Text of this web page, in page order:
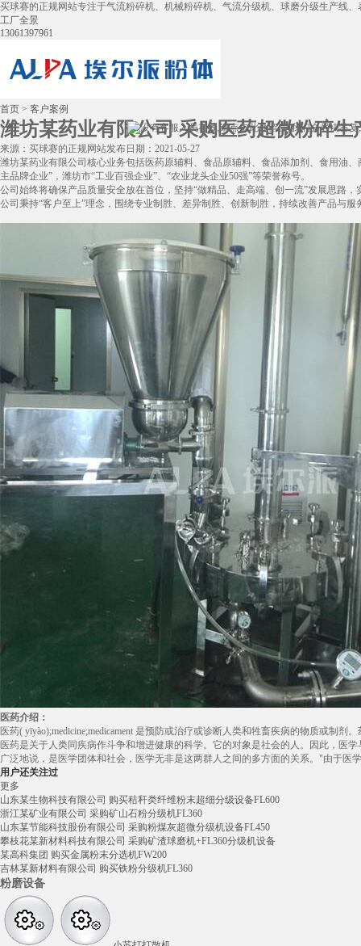
买球赛的正规网站专注于气流粉碎机、机械粉碎机、气流分级机、球磨分级生产线
工厂全景
13061397961
首页 > 客户案例
潍坊某药业有限公司 采购医药超微粉碎生
来源：买球赛的正规网站发布日期：2021-05-27
潍坊某药业有限公司核心业务包括医药原辅料、食品原辅料、食品添加剂、食用油
主品牌企业”，潍坊市“工业百强企业”、“农业龙头企业50强”等荣誉称号。
公司始终将确保产品质量安全放在首位，坚持“做精品、走高端、创一流”发展思路
公司秉持“客户至上”理念，围绕专业制胜、差异制胜、创新制胜，持续改善产品与
医药介绍：
医药( yīyào);medicine;medicament 是预防或治疗或诊断人类和牲畜疾病的物质或制
医药是关于人类同疾病作斗争和增进健康的科学。它的对象是社会的人。因此，医
广泛地说，是医学团体和社会，医学无非是这两群人之间的多方面的关系。"由于
用户还关注过
更多
山东某生物科技有限公司 购买秸秆类纤维粉末超细分级设备FL600
浙江某矿业有限公司 采购矿山石粉分级机FL360
山东某节能科技股份有限公司 采购粉煤灰超微分级机设备FL450
攀枝花某新材料科技有限公司 采购矿渣球磨机+FL360分级机设备
某高科集团 购买金属粉末分选机FW200
吉林某新材料有限公司 购买铁粉分级机FL360
粉磨设备